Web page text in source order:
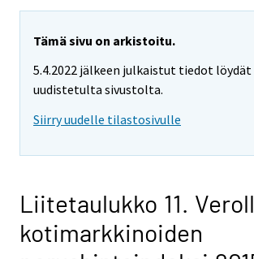
Tämä sivu on arkistoitu.
5.4.2022 jälkeen julkaistut tiedot löydät
uudistetulta sivustolta.
Siirry uudelle tilastosivulle
Liitetaulukko 11.
kotimarkkinoiden